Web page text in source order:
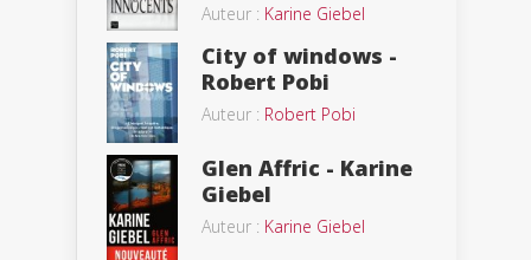
Auteur : Karine Giebel
City of windows -
Robert Pobi
Auteur : Robert Pobi
Glen Affric - Karine
Giebel
Auteur : Karine Giebel